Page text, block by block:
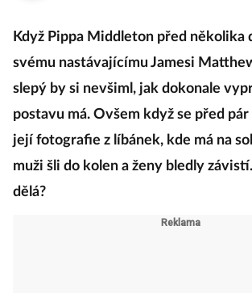
Když Pippa Middleton před několika
svému nastávajícímu Jamesi
slepý by si nevšiml, jak dokonale
postavu má. Ovšem když se před
její fotografie z líbánek, kde má na
muži šli do kolen a ženy bledly
dělá?